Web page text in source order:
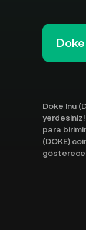
Doke Inu
para
(DOKE)